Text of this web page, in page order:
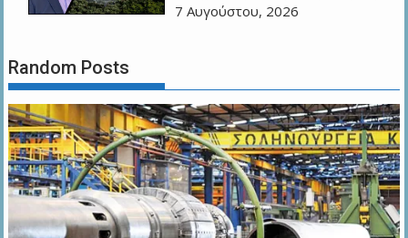
7 Αυγούστου, 2026
Random Posts